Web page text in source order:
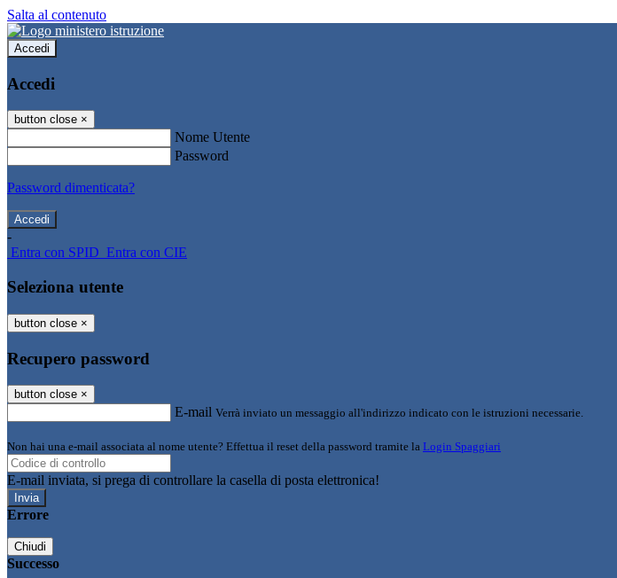
Salta al contenuto
Accedi
Accedi
button close ×
Nome Utente
Password
Password dimenticata?
-
Entra con SPID Entra con CIE
Seleziona utente
button close ×
Recupero password
button close ×
E-mail Verrà inviato un messaggio all'indirizzo indicato con le istruzioni necessarie.
Non hai una e-mail associata al nome utente? Effettua il reset della password tramite la Login Spaggiari
E-mail inviata, si prega di controllare la casella di posta elettronica!
Errore
Chiudi
Successo